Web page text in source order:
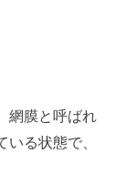
網膜と呼ばれ
る状態で、